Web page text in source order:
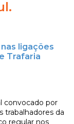
ligações
Trafaria
convocado por
trabalhadores da
regular nos